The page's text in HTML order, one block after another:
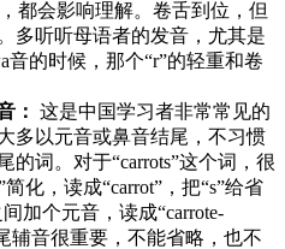
都会影响理解。卷舌到位，但
多听听母语者的发音，尤其是
音的时候，那个“r”的轻重和卷
： 这是中国学习者非常常见的
多以元音或鼻音结尾，不习惯
的词。对于“carrots”这个词，很
化，读成“carrot”，把“s”给省
加个元音，读成“carrote-
辅音很重要，不能省略，也不